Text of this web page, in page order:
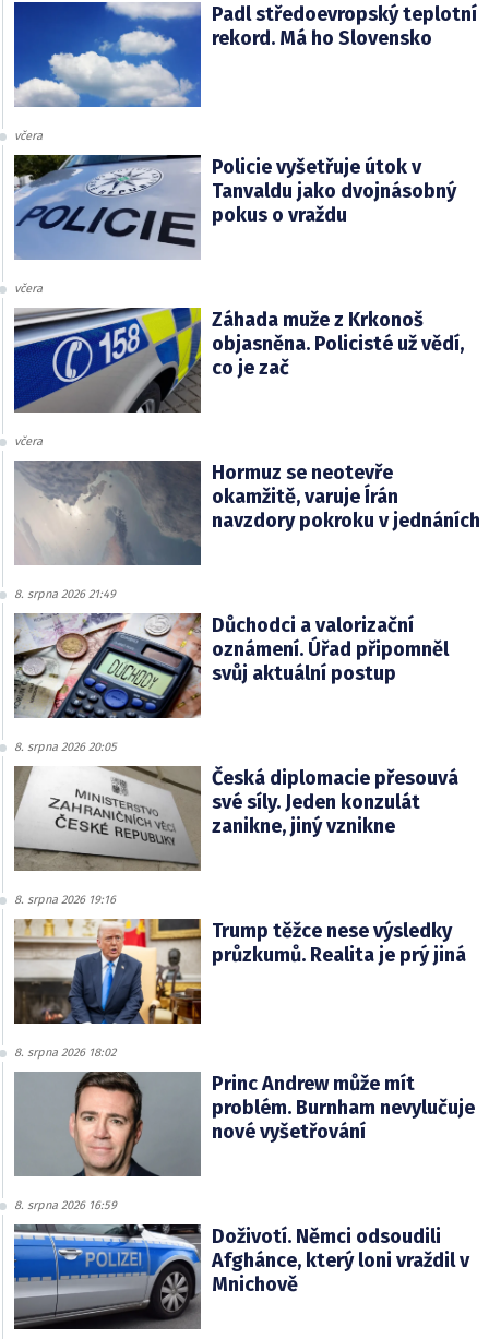
Padl středoevropský teplotní
rekord. Má ho Slovensko
včera
Policie vyšetřuje útok v
Tanvaldu jako dvojnásobný
pokus o vraždu
včera
Záhada muže z Krkonoš
objasněna. Policisté už vědí,
co je zač
včera
Hormuz se neotevře
okamžitě, varuje Írán
navzdory pokroku v jednáních
8. srpna 2026 21:49
Důchodci a valorizační
oznámení. Úřad připomněl
svůj aktuální postup
8. srpna 2026 20:05
Česká diplomacie přesouvá
své síly. Jeden konzulát
zanikne, jiný vznikne
8. srpna 2026 19:16
Trump těžce nese výsledky
průzkumů. Realita je prý jiná
8. srpna 2026 18:02
Princ Andrew může mít
problém. Burnham nevylučuje
nové vyšetřování
8. srpna 2026 16:59
Doživotí. Němci odsoudili
Afghánce, který loni vraždil v
Mnichově